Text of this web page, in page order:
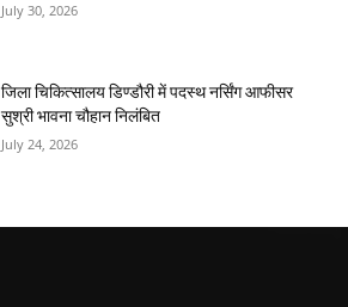
July 30, 2026
जिला चिकित्सालय डिण्डौरी में पदस्थ नर्सिंग आफीसर
सुश्री भावना चौहान निलंबित
July 24, 2026